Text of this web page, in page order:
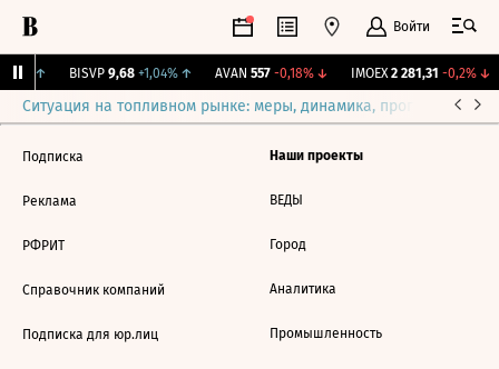
Войти
↑ BISVP 9,68 +1,04%↑ AVAN 557 -0,18%↓ IMOEX 2 281,31 -0,2%↓
Ситуация на топливном рынке: меры, динамика, прогнозы
Подписка
Реклама
РФРИТ
Справочник компаний
Подписка для юр.лиц
Наши проекты
ВЕДЫ
Город
Аналитика
Промышленность